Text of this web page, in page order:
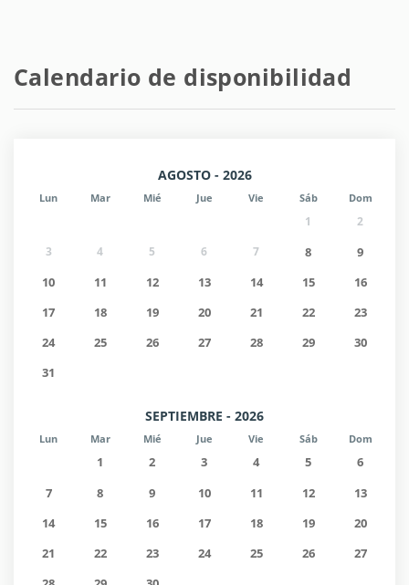
Calendario de disponibilidad
AGOSTO - 2026
Lun Mar Mié Jue Vie Sáb Dom
1
2
3
4 5 6 7 8
9
10
11 12 13 14 15
16
17
18 19 20 21 22
23
24
25 26 27 28 29
30
31
SEPTIEMBRE - 2026
Lun Mar Mié Jue Vie Sáb Dom
1 2 3 4 5
6
7
8 9 10 11 12
13
14
15 16 17 18 19
20
21
22 23 24 25 26
27